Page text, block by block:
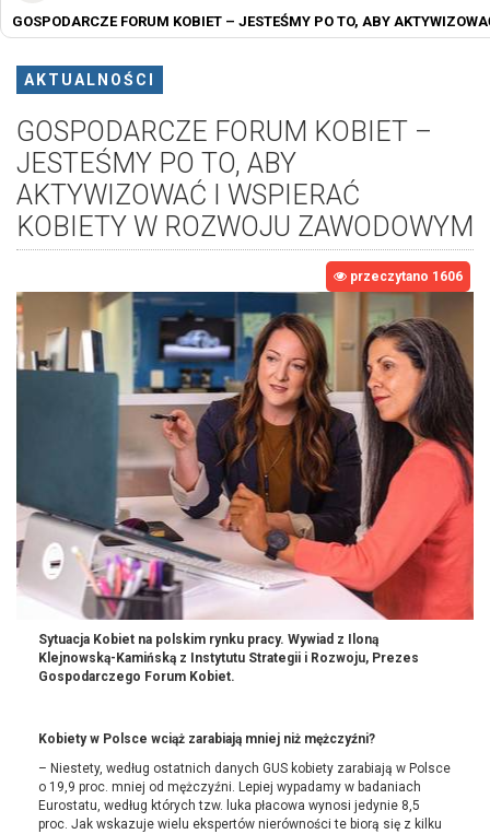
GOSPODARCZE FORUM KOBIET – JESTEŚMY PO TO, ABY
AKTUALNOŚCI
GOSPODARCZE FORUM KOBIET –
JESTEŚMY PO TO, ABY
AKTYWIZOWAĆ I WSPIERAĆ
KOBIETY W ROZWOJU ZAWODOWYM
przeczytano 1606
Sytuacja Kobiet na polskim rynku pracy. Wywiad z Iloną
Klejnowską-Kamińską z Instytutu Strategii i Rozwoju, Prezes
Gospodarczego Forum Kobiet.
Kobiety w Polsce wciąż zarabiają mniej niż mężczyźni?
– Niestety, według ostatnich danych GUS kobiety zarabiają w Polsce
o 19,9 proc. mniej od mężczyźni. Lepiej wypadamy w badaniach
Eurostatu, według których tzw. luka płacowa wynosi jedynie 8,5
proc. Jak wskazuje wielu ekspertów nierówności te biorą się z kilku